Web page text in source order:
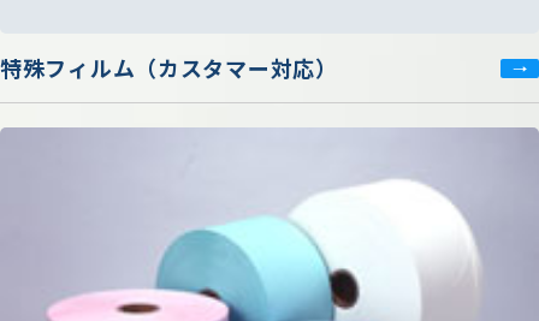
特殊フィルム（カスタマー対応）